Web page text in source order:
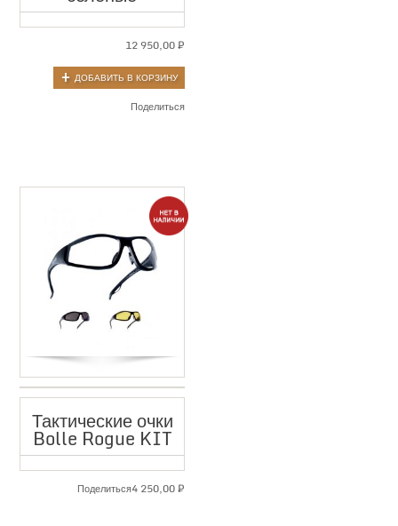
12 950,00₽
ДОБАВИТЬ В КОРЗИНУ
Поделиться
Тактические очки
Bolle Rogue KIT
4 250,00₽
Поделиться